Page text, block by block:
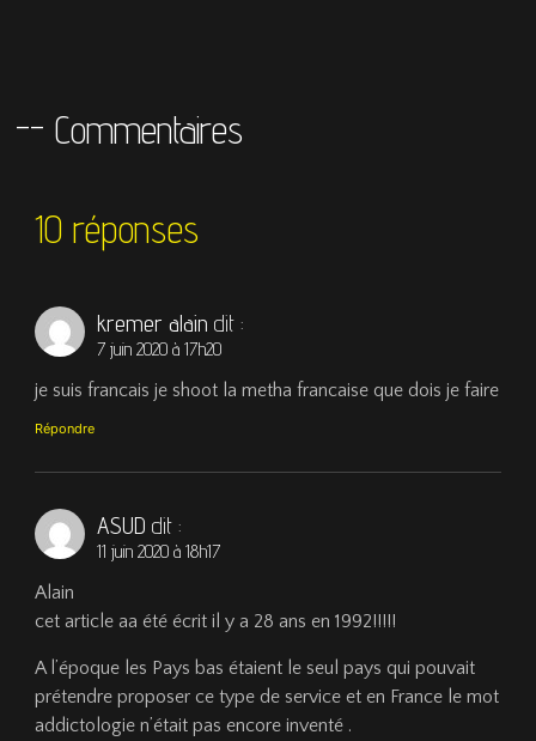
-- Commentaires
10 réponses
kremer alain dit :
7 juin 2020 à 17h20
je suis francais je shoot la metha francaise que dois je faire
Répondre
ASUD dit :
11 juin 2020 à 18h17
Alain
cet article aa été écrit il y a 28 ans en 1992!!!!!
A l’époque les Pays bas étaient le seul pays qui pouvait
prétendre proposer ce type de service et en France le mot
addictologie n’était pas encore inventé .